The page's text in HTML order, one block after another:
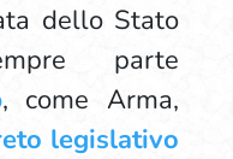
dello Stato
parte
, come Arma,
legislativo